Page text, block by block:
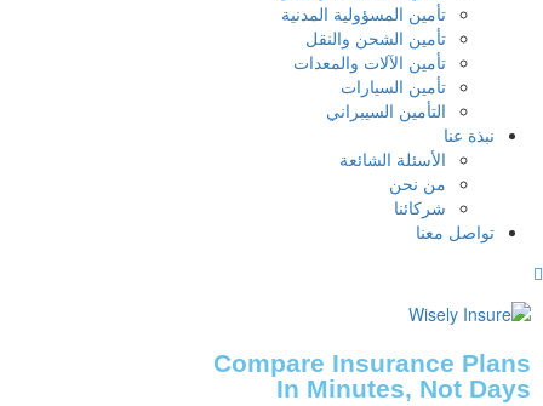
تأمين المسؤولية المدنية
تأمين الشحن والنقل
تأمين الآلات والمعدات
تأمين السيارات
التأمين السيبراني
نبذة عنا
الأسئلة الشائعة
من نحن
شركائنا
تواصل معنا
Compare Insurance Plans
In Minutes, Not Days